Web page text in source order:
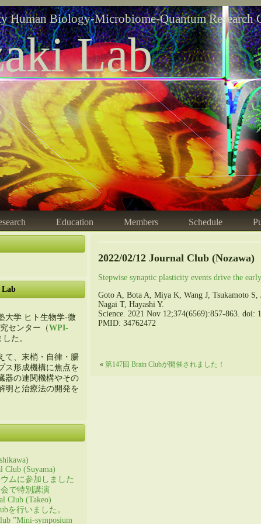
Human Biology-Microbiome-Quantum Research
Lab
Education Members Schedule
Lab
大学 ヒト生物学-微
センター（WPI-
た。
て、末梢・自律・腸
ス形成機構に焦点を
器の連関機構やその
明と治療法の開発を
Club (Suyama)
ムに参加しました
で特別講演
Club (Takeo)
を行いました。
”Mini-symposium
2022/02/12 Journal Club (Nozawa)
Stepwise synaptic plasticity events drive the
Goto A, Bota A, Miya K, Wang J, Tsukamoto
Nagai T, Hayashi Y.
Science. 2021 Nov 12;374(6569):857-863. doi:
PMID: 34762472
« 第147回 Brain Clubが開催されました！